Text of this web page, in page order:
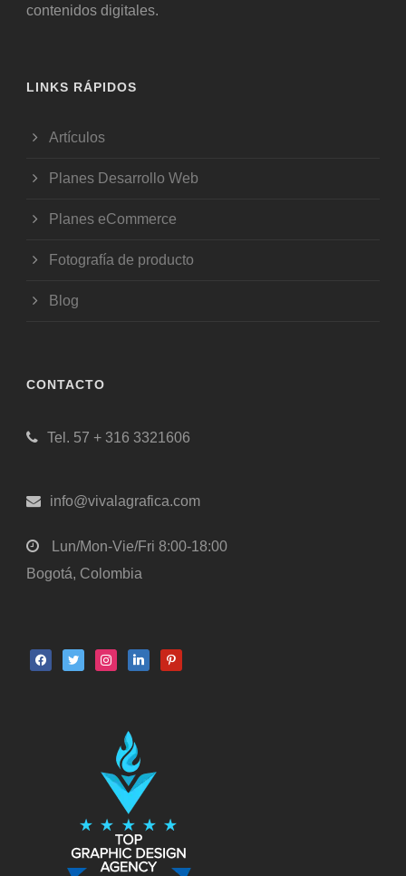
contenidos digitales.
LINKS RÁPIDOS
Artículos
Planes Desarrollo Web
Planes eCommerce
Fotografía de producto
Blog
CONTACTO
Tel. 57 + 316 3321606
info@vivalagrafica.com
Lun/Mon-Vie/Fri 8:00-18:00
Bogotá, Colombia
facebooktwitter instagramlinkedinpinterest